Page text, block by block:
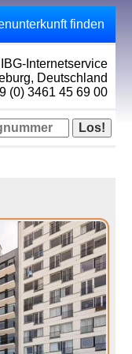
finden
Internetservice
Deutschland
(0) 3461 45 69 00